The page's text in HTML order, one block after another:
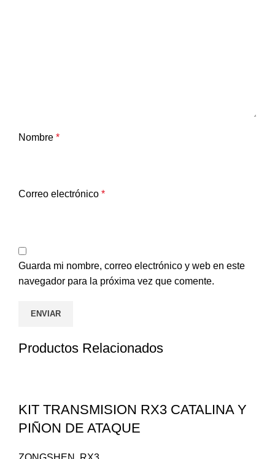
Nombre *
Correo electrónico *
Guarda mi nombre, correo electrónico y web en este
navegador para la próxima vez que comente.
Productos Relacionados
KIT TRANSMISION RX3 CATALINA Y
PIÑON DE ATAQUE